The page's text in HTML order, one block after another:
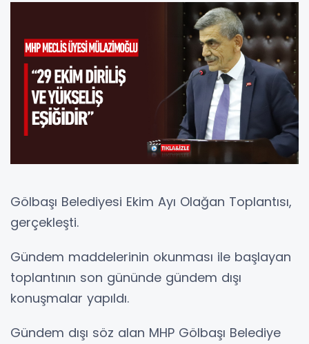
Gölbaşı Belediyesi Ekim Ayı Olağan Toplantısı,
gerçekleşti.
Gündem maddelerinin okunması ile başlayan
toplantının son gününde gündem dışı
konuşmalar yapıldı.
Gündem dışı söz alan MHP Gölbaşı Belediye